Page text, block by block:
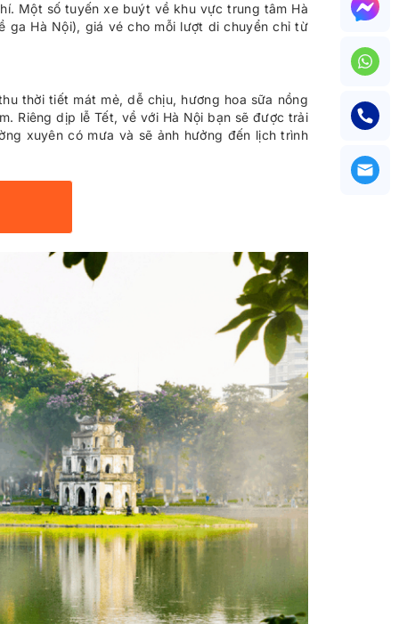
Một số tuyến xe buýt về khu vực trung tâm Hà
ga Hà Nội), giá vé cho mỗi lượt di chuyển chỉ từ
thời tiết mát mẻ, dễ chịu, hương hoa sữa nồng
Riêng dịp lễ Tết, về với Hà Nội bạn sẽ được trải
xuyên có mưa và sẽ ảnh hưởng đến lịch trình